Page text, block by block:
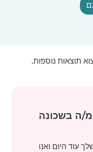
תוצאות נוספות.
ה בשכונה
עוד היום ואנו